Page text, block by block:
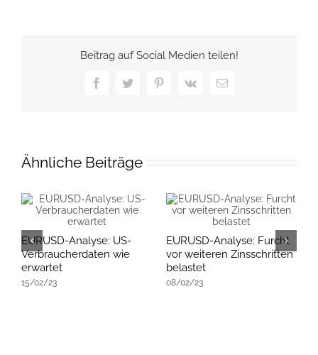
Beitrag auf Social Medien teilen!
FacebookTwitterPinterest
Vk
E-
Ähnliche Beiträge
EURUSD-Analyse: US-
Verbraucherdaten wie
erwartet
15/02/23
EURUSD-Analyse: Furcht
vor weiteren Zinsschritten
belastet
08/02/23